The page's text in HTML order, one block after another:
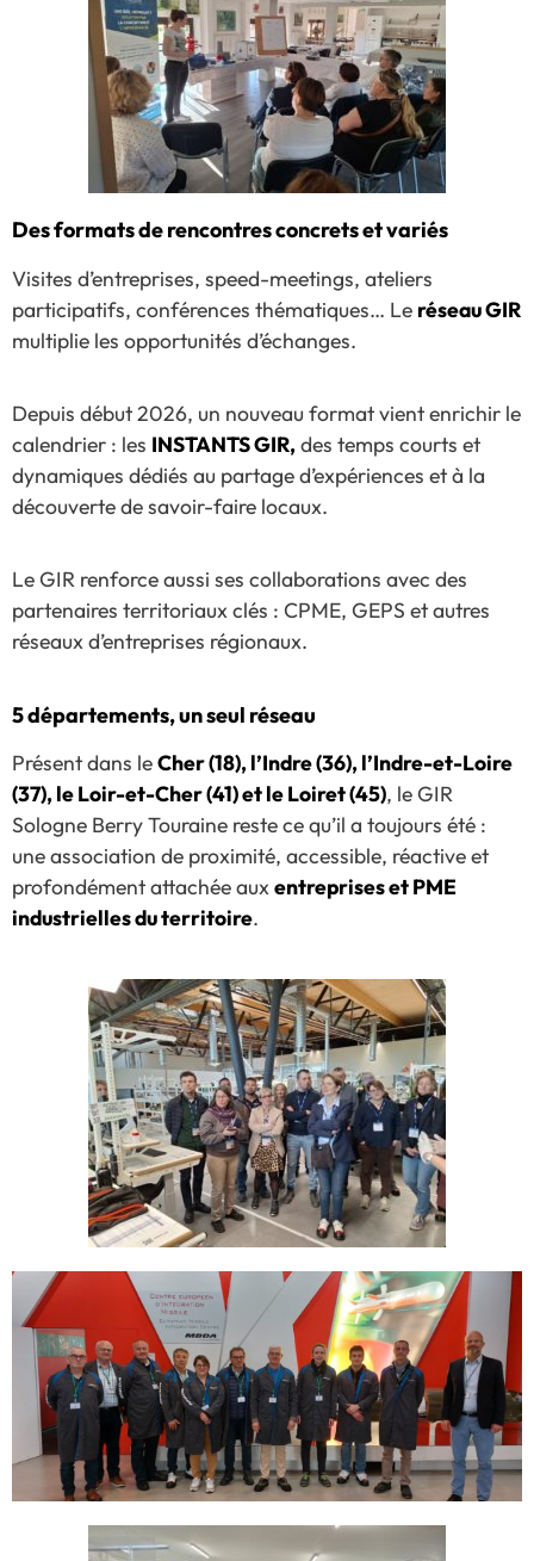
Des formats de rencontres concrets et variés
Visites d’entreprises, speed-meetings, ateliers
participatifs, conférences thématiques… Le réseau GIR
multiplie les opportunités d’échanges.
Depuis début 2026, un nouveau format vient enrichir le
calendrier : les INSTANTS GIR,des temps courts et
dynamiques dédiés au partage d’expériences et à la
découverte de savoir-faire locaux.
Le GIR renforce aussi ses collaborations avec des
partenaires territoriaux clés : CPME, GEPS et autres
réseaux d’entreprises régionaux.
5 départements, un seul réseau
Présent dans leCher (18), l’Indre (36), l’Indre-et-Loire
(37), le Loir-et-Cher (41) et le Loiret (45), le GIR
Sologne Berry Touraine reste ce qu’il a toujours été :
une association de proximité, accessible, réactive et
profondément attachée auxentreprises et PME
industrielles du territoire.